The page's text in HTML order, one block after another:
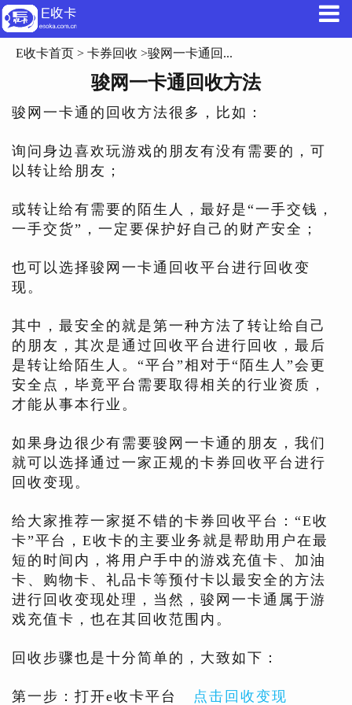
E收卡首页 > 卡券回收 >骏网一卡通回...
骏网一卡通回收方法
骏网一卡通的回收方法很多，比如：
询问身边喜欢玩游戏的朋友有没有需要的，可
以转让给朋友；
或转让给有需要的陌生人，最好是“一手交钱，
一手交货”，一定要保护好自己的财产安全；
也可以选择骏网一卡通回收平台进行回收变
现。
其中，最安全的就是第一种方法了转让给自己
的朋友，其次是通过回收平台进行回收，最后
是转让给陌生人。“平台”相对于“陌生人”会更
安全点，毕竟平台需要取得相关的行业资质，
才能从事本行业。
如果身边很少有需要骏网一卡通的朋友，我们
就可以选择通过一家正规的卡券回收平台进行
回收变现。
给大家推荐一家挺不错的卡券回收平台：“E收
卡”平台，E收卡的主要业务就是帮助用户在最
短的时间内，将用户手中的游戏充值卡、加油
卡、购物卡、礼品卡等预付卡以最安全的方法
进行回收变现处理，当然，骏网一卡通属于游
戏充值卡，也在其回收范围内。
回收步骤也是十分简单的，大致如下：
第一步：打开e收卡平台 点击回收变现